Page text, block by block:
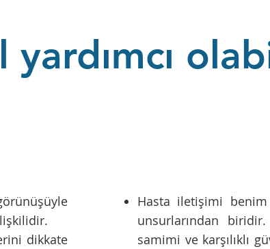
yardımcı
dikkate
Hasta iletişimi
unsurlarından
samimi ve karşılıklı